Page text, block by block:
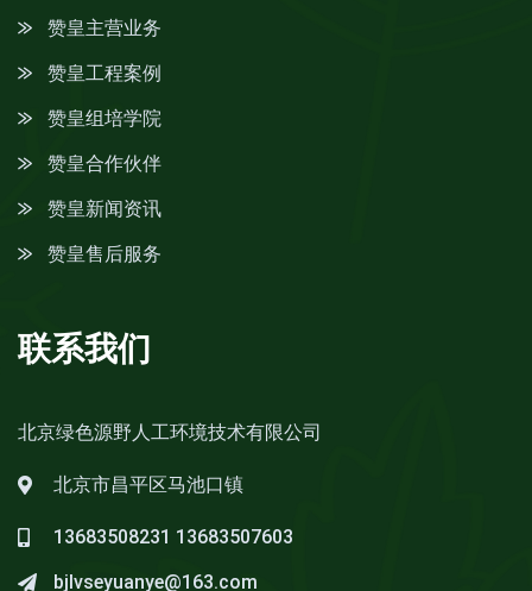
赞皇主营业务
赞皇工程案例
赞皇组培学院
赞皇合作伙伴
赞皇新闻资讯
赞皇售后服务
联系我们
北京绿色源野人工环境技术有限公司
北京市昌平区马池口镇
13683508231 13683507603
bjlvseyuanye@163.com